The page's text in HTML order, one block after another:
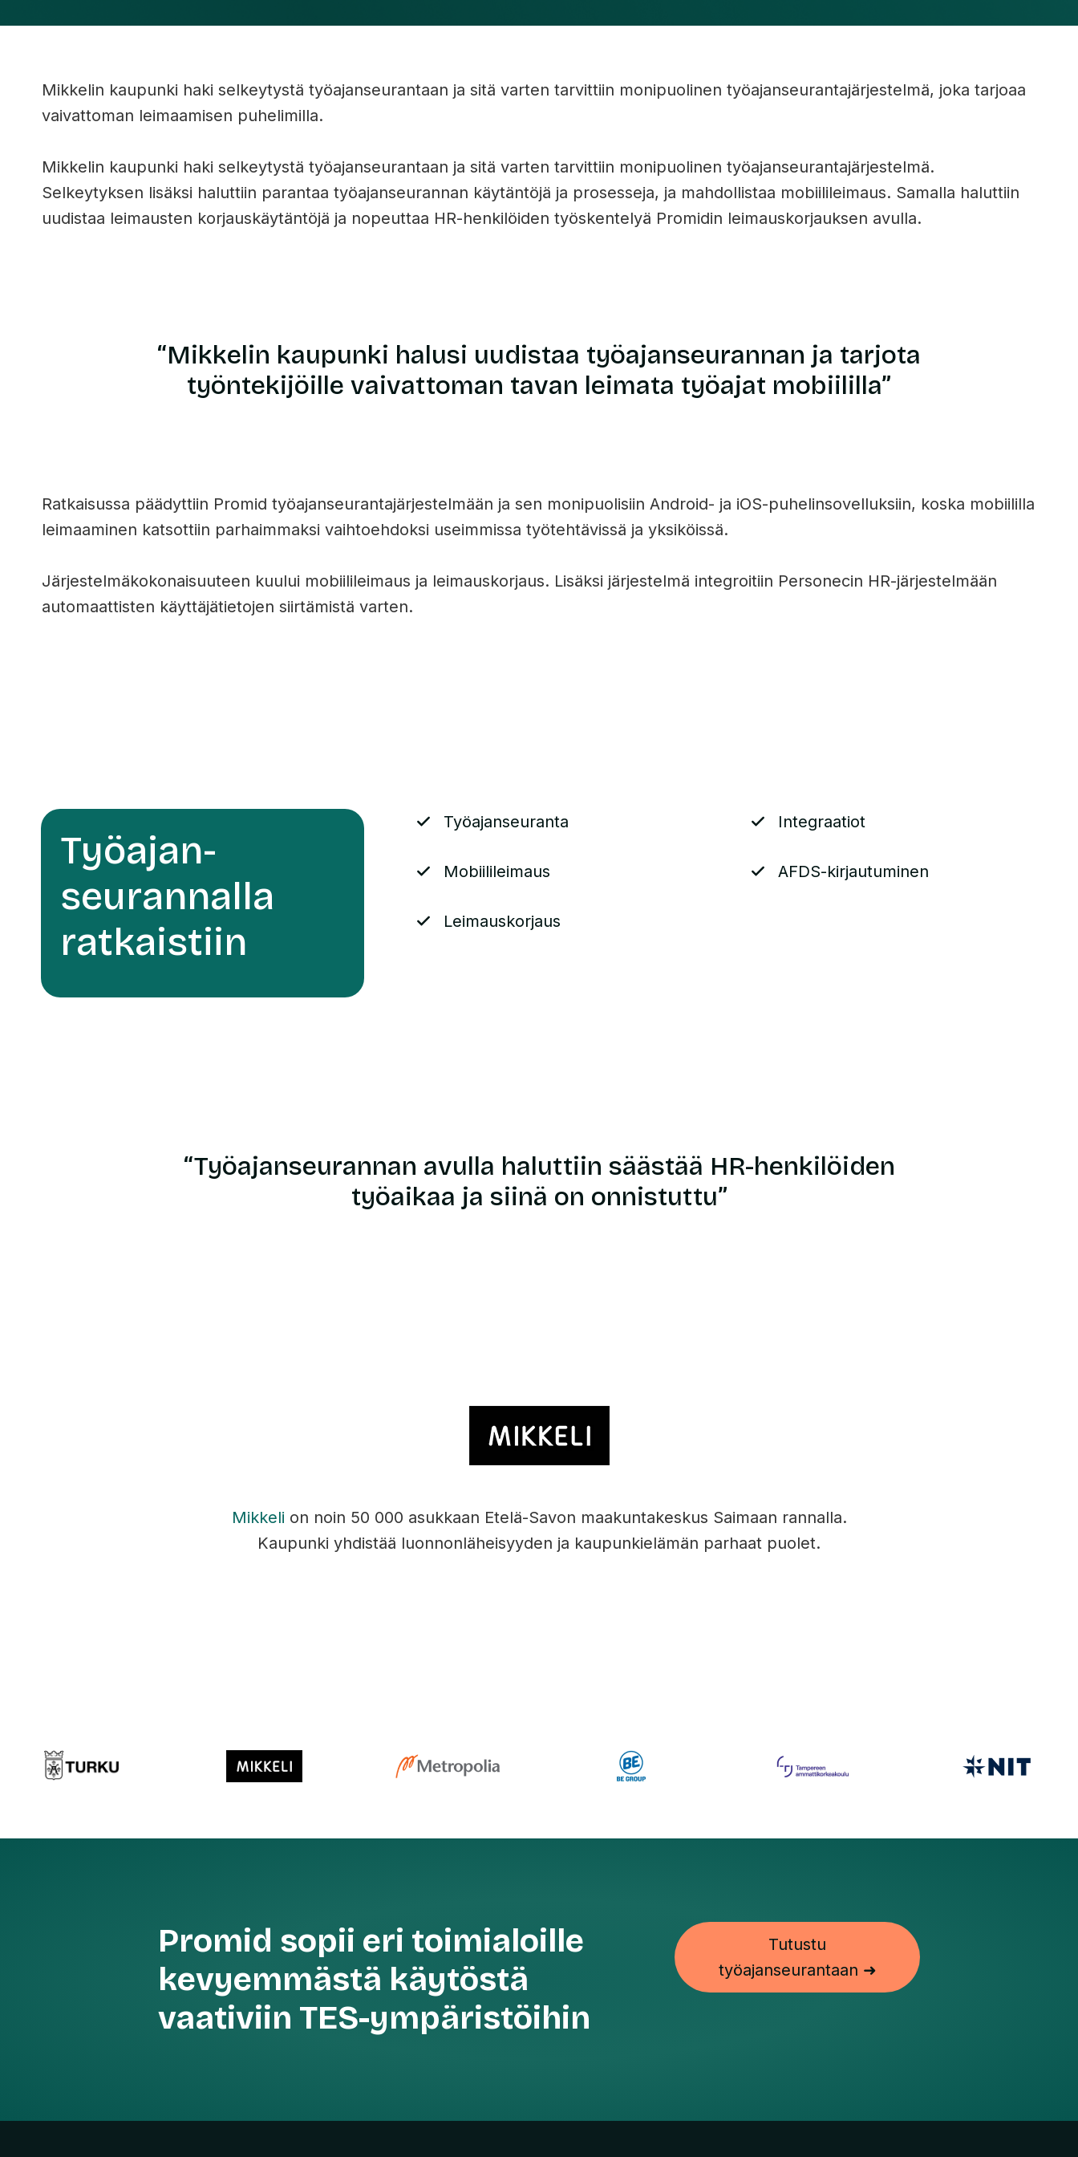
Mikkelin kaupunki haki selkeytystä työajanseurantaan ja sitä varten tarvittiin monipuolinen työajanseurantajärjestelmä, joka tarjoaa
vaivattoman leimaamisen puhelimilla.
Mikkelin kaupunki haki selkeytystä työajanseurantaan ja sitä varten tarvittiin monipuolinen työajanseurantajärjestelmä.
Selkeytyksen lisäksi haluttiin parantaa työajanseurannan käytäntöjä ja prosesseja, ja mahdollistaa mobiilileimaus. Samalla haluttiin
uudistaa leimausten korjauskäytäntöjä ja nopeuttaa HR-henkilöiden työskentelyä Promidin leimauskorjauksen avulla.
“Mikkelin kaupunki halusi uudistaa työajanseurannan ja tarjota
työntekijöille vaivattoman tavan leimata työajat mobiililla”
Ratkaisussa päädyttiin Promid työajanseurantajärjestelmään ja sen monipuolisiin Android- ja iOS-puhelinsovelluksiin, koska mobiililla
leimaaminen katsottiin parhaimmaksi vaihtoehdoksi useimmissa työtehtävissä ja yksiköissä.
Järjestelmäkokonaisuuteen kuului mobiilileimaus ja leimauskorjaus. Lisäksi järjestelmä integroitiin Personecin HR-järjestelmään
automaattisten käyttäjätietojen siirtämistä varten.
Työajan-
seurannalla
ratkaistiin
Työajanseuranta Integraatiot
Mobiilileimaus AFDS-kirjautuminen
Leimauskorjaus
“Työajanseurannan avulla haluttiin säästää HR-henkilöiden
työaikaa ja siinä on onnistuttu”
Mikkeli on noin 50 000 asukkaan Etelä-Savon maakuntakeskus Saimaan rannalla.
Kaupunki yhdistää luonnonläheisyyden ja kaupunkielämän parhaat puolet.
Promid sopii eri toimialoille
kevyemmästä käytöstä
vaativiin TES-ympäristöihin
Tutustu
työajanseurantaan ➜